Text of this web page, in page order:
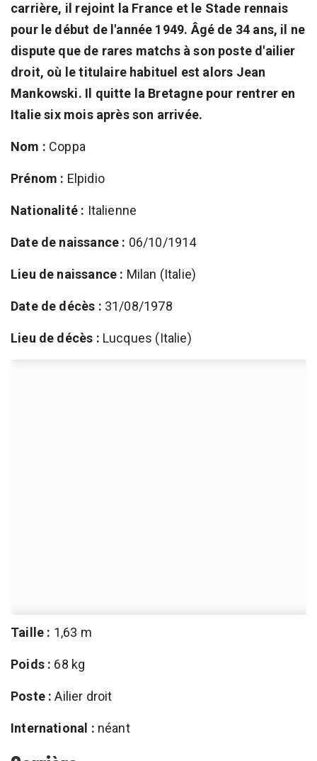
carrière, il rejoint la France et le Stade rennais
pour le début de l'année 1949. Âgé de 34 ans, il ne
dispute que de rares matchs à son poste d'ailier
droit, où le titulaire habituel est alors Jean
Mankowski. Il quitte la Bretagne pour rentrer en
Italie six mois après son arrivée.
Nom : Coppa
Prénom : Elpidio
Nationalité : Italienne
Date de naissance : 06/10/1914
Lieu de naissance : Milan (Italie)
Date de décès : 31/08/1978
Lieu de décès : Lucques (Italie)
Taille : 1,63 m
Poids : 68 kg
Poste : Ailier droit
International : néant